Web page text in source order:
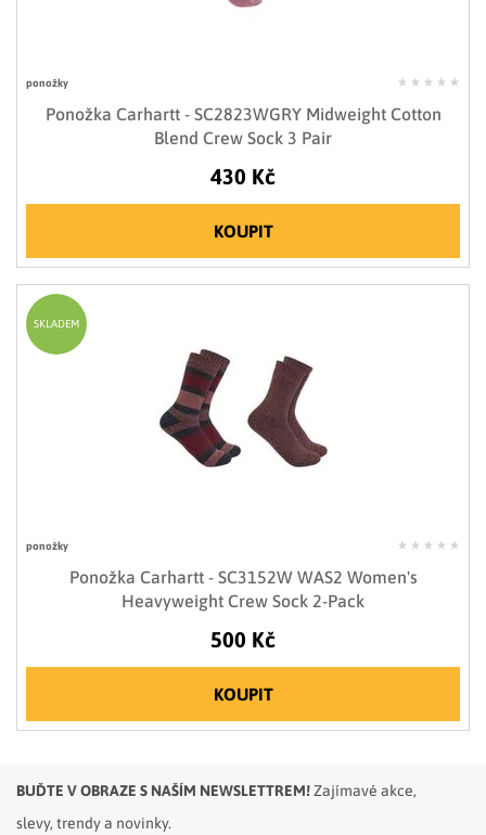
ponožky
Ponožka Carhartt - SC2823WGRY Midweight Cotton
Blend Crew Sock 3 Pair
430 Kč
KOUPIT
ponožky
Ponožka Carhartt - SC3152W WAS2 Women's
Heavyweight Crew Sock 2-Pack
500 Kč
KOUPIT
SKLADEM
BUĎTE V OBRAZE S NAŠÍM NEWSLETTREM!Zajímavé akce,
slevy, trendy a novinky.